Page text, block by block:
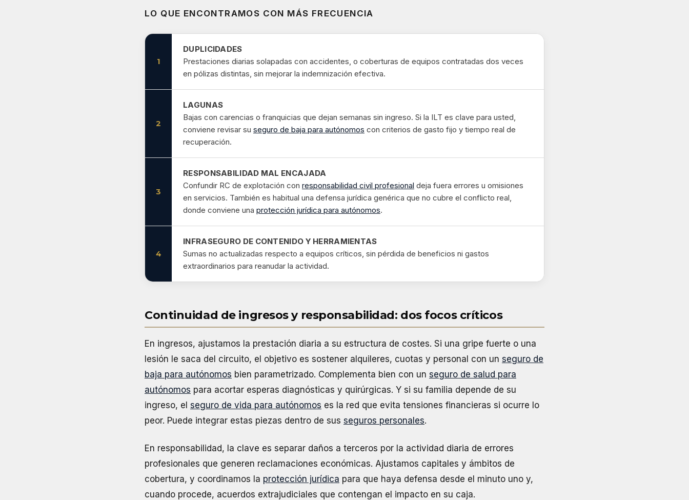
LO QUE ENCONTRAMOS CON MÁS FRECUENCIA
1
DUPLICIDADES
Prestaciones diarias solapadas con accidentes, o coberturas de equipos contratadas dos veces
en pólizas distintas, sin mejorar la indemnización efectiva.
2
LAGUNAS
Bajas con carencias o franquicias que dejan semanas sin ingreso. Si la ILT es clave para usted,
conviene revisar su seguro de baja para autónomos con criterios de gasto fijo y tiempo real de
recuperación.
3
RESPONSABILIDAD MAL ENCAJADA
Confundir RC de explotación con responsabilidad civil profesional deja fuera errores u omisiones
en servicios. También es habitual una defensa jurídica genérica que no cubre el conflicto real,
donde conviene una protección jurídica para autónomos.
4
INFRASEGURO DE CONTENIDO Y HERRAMIENTAS
Sumas no actualizadas respecto a equipos críticos, sin pérdida de beneficios ni gastos
extraordinarios para reanudar la actividad.
Continuidad de ingresos y responsabilidad: dos focos críticos
En ingresos, ajustamos la prestación diaria a su estructura de costes. Si una gripe fuerte o una
lesión le saca del circuito, el objetivo es sostener alquileres, cuotas y personal con un seguro de
baja para autónomos bien parametrizado. Complementa bien con un seguro de salud para
autónomos para acortar esperas diagnósticas y quirúrgicas. Y si su familia depende de su
ingreso, el seguro de vida para autónomos es la red que evita tensiones financieras si ocurre lo
peor. Puede integrar estas piezas dentro de sus seguros personales.
En responsabilidad, la clave es separar daños a terceros por la actividad diaria de errores
profesionales que generen reclamaciones económicas. Ajustamos capitales y ámbitos de
cobertura, y coordinamos la protección jurídica para que haya defensa desde el minuto uno y,
cuando procede, acuerdos extrajudiciales que contengan el impacto en su caja.